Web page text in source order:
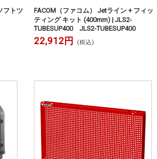
フトツ
FACOM（ファコム） Jetライン + フィッ
ティング キット (400mm) | JLS2-
TUBESUP400 JLS2-TUBESUP400
22,912円 (税込)